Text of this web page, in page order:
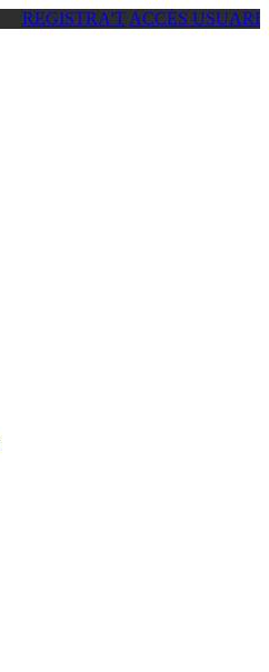
REGISTRA'T ACCÉS USUARI